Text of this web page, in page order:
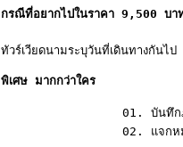
กรณีที่อยากไปในราคา 9,500 บ
ทัวร์เวียดนามระบุวันที่เดินทางกันไป
พิเศษ มากกว่าใคร
01. บันทึกภาพ ตลอดกา
02. แจก